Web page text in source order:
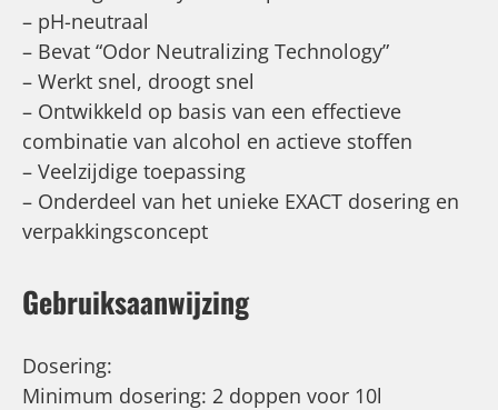
– pH-neutraal
– Bevat “Odor Neutralizing Technology”
– Werkt snel, droogt snel
– Ontwikkeld op basis van een effectieve
combinatie van alcohol en actieve stoffen
– Veelzijdige toepassing
– Onderdeel van het unieke EXACT dosering en
verpakkingsconcept
Gebruiksaanwijzing
Dosering:
Minimum dosering: 2 doppen voor 10l